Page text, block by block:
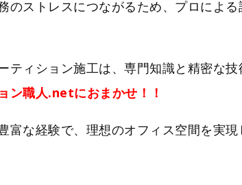
ストレスにつながるため、プロによる
ィション施工は、専門知識と精密な技
ン職人.netにおまかせ！！
な経験で、理想のオフィス空間を実現